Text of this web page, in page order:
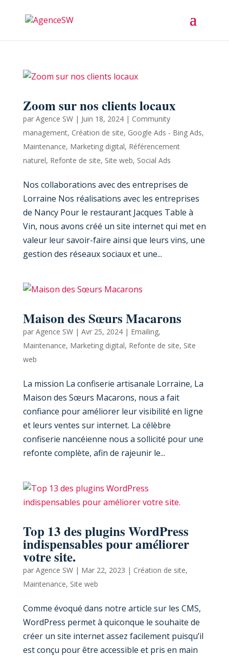
Zoom sur nos clients locaux
par Agence SW| Juin 18, 2024| Community
management, Création de site, Google Ads - Bing Ads,
Maintenance, Marketing digital, Référencement
naturel, Refonte de site, Site web, Social Ads
Nos collaborations avec des entreprises de
Lorraine Nos réalisations avec les entreprises
de Nancy Pour le restaurant Jacques Table à
Vin, nous avons créé un site internet qui met en
valeur leur savoir-faire ainsi que leurs vins, une
gestion des réseaux sociaux et une...
Maison des Sœurs Macarons
par Agence SW| Avr 25, 2024| Emailing,
Maintenance, Marketing digital, Refonte de site, Site
web
La mission La confiserie artisanale Lorraine, La
Maison des Sœurs Macarons, nous a fait
confiance pour améliorer leur visibilité en ligne
et leurs ventes sur internet. La célèbre
confiserie nancéienne nous a sollicité pour une
refonte complète, afin de rajeunir le...
Top 13 des plugins WordPress
indispensables pour améliorer
votre site.
par Agence SW| Mar 22, 2023 | Création de site,
Maintenance, Site web
Comme évoqué dans notre article sur les CMS,
WordPress permet à quiconque le souhaite de
créer un site internet assez facilement puisqu’il
est conçu pour être accessible et pris en main